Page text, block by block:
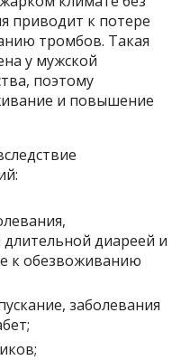
приводит к потере
тромбов. Такая
у мужской
поэтому
и повышение
диареей и
к обезвоживанию
заболевания